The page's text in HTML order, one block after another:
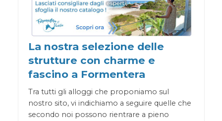
La nostra selezione delle
strutture con charme e
fascino a Formentera
Tra tutti gli alloggi che proponiamo sul
nostro sito, vi indichiamo a seguire quelle che
secondo noi possono rientrare a pieno